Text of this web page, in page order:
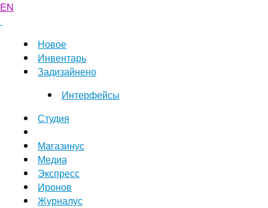
EN
Новое
Инвентарь
Задизайнено
Интерфейсы
Студия
Магазинус
Медиа
Экспресс
Иронов
Журналус